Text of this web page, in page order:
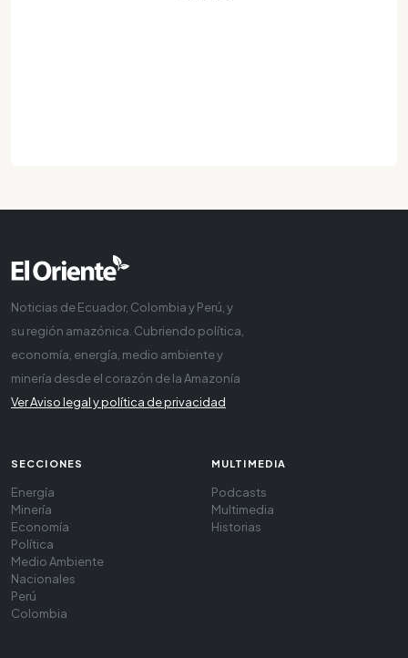
Noticias de Ecuador, Colombia y Perú, y
su región amazónica. Cubriendo política,
economía, energía, medio ambiente y
minería desde el corazón de la Amazonía
Ver Aviso legal y política de privacidad
SECCIONES
Energía
Minería
Economía
Política
Medio Ambiente
Nacionales
Perú
Colombia
MULTIMEDIA
Podcasts
Multimedia
Historias